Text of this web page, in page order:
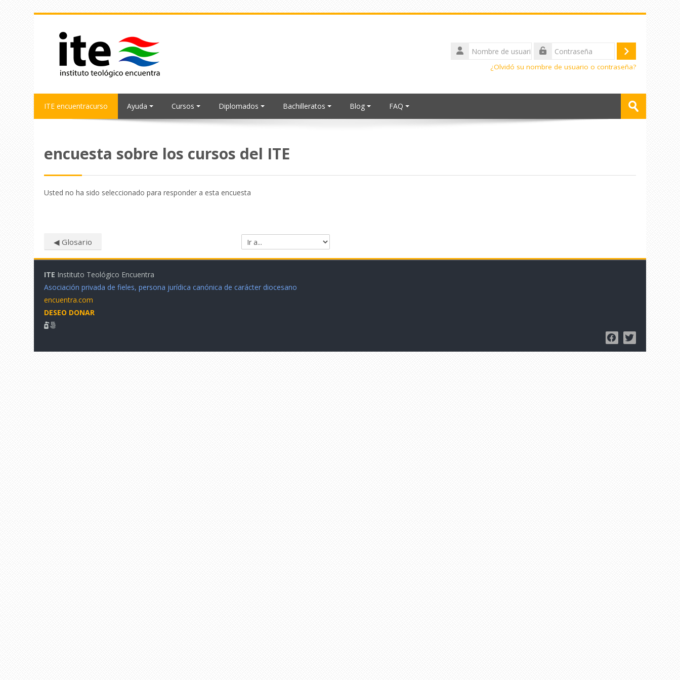
Nombre
de
Acceder
¿Olvidó su nombre de usuario o contraseña?
ITE encuentracurso Ayuda Cursos Diplomados Bachilleratos Blog FAQ Enviar
encuesta sobre los cursos del ITE
Usted no ha sido seleccionado para responder a esta encuesta
◀︎ Glosario Ir a...
ITE Instituto Teológico Encuentra
Asociación privada de fieles, persona jurídica canónica de carácter diocesano
encuentra.com
DESEO DONAR